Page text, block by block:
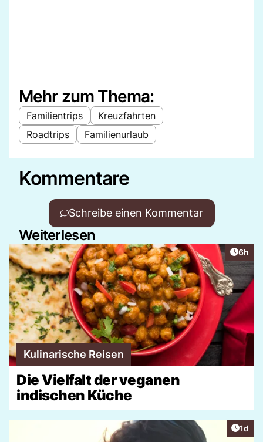
Mehr zum Thema:
Familientrips
Kreuzfahrten
Roadtrips
Familienurlaub
Kommentare
Schreibe einen Kommentar
Weiterlesen
6h
Kulinarische Reisen
Die Vielfalt der veganen
indischen Küche
1d